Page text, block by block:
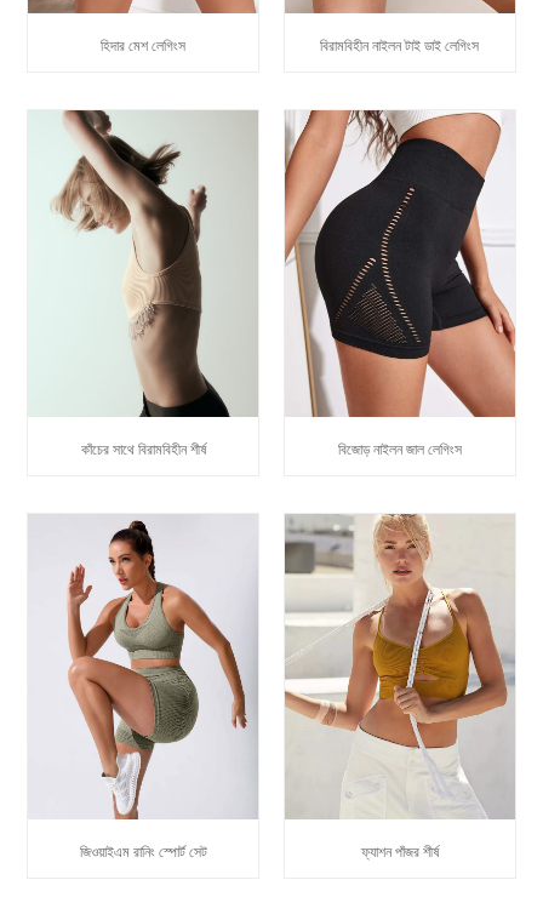
হিদার মেশ লেগিংস বিরামবিহীন নাইলন টাই ডাই লেগিংস
কাঁচের সাথে বিরামবিহীন শীর্ষ বিজোড় নাইলন জাল লেগিংস
জিওয়াইএম রানিং স্পোর্ট সেট ফ্যাশন পাঁজর শীর্ষ